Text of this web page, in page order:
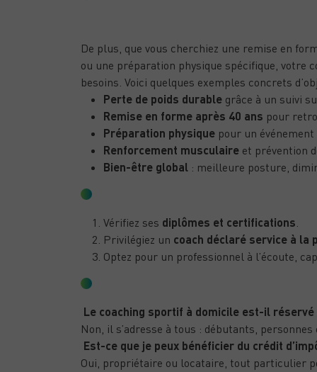
De plus, que vous cherchiez une remise en
ou une préparation physique spécifique, votre
besoins. Voici quelques exemples concrets
Perte de poids durable grâce à un suivi
Remise en forme après 40 ans pour
Préparation physique pour un
Renforcement musculaire et prévention
Bien-être global : meilleure posture,
Vérifiez ses diplômes et certifications.
Privilégiez un coach déclaré service à la
Optez pour un professionnel à l’écoute,
Le coaching sportif à domicile est-il
Non, il s’adresse à tous : débutants,
Est-ce que je peux bénéficier du crédit
Oui, propriétaire ou locataire, tout particulier